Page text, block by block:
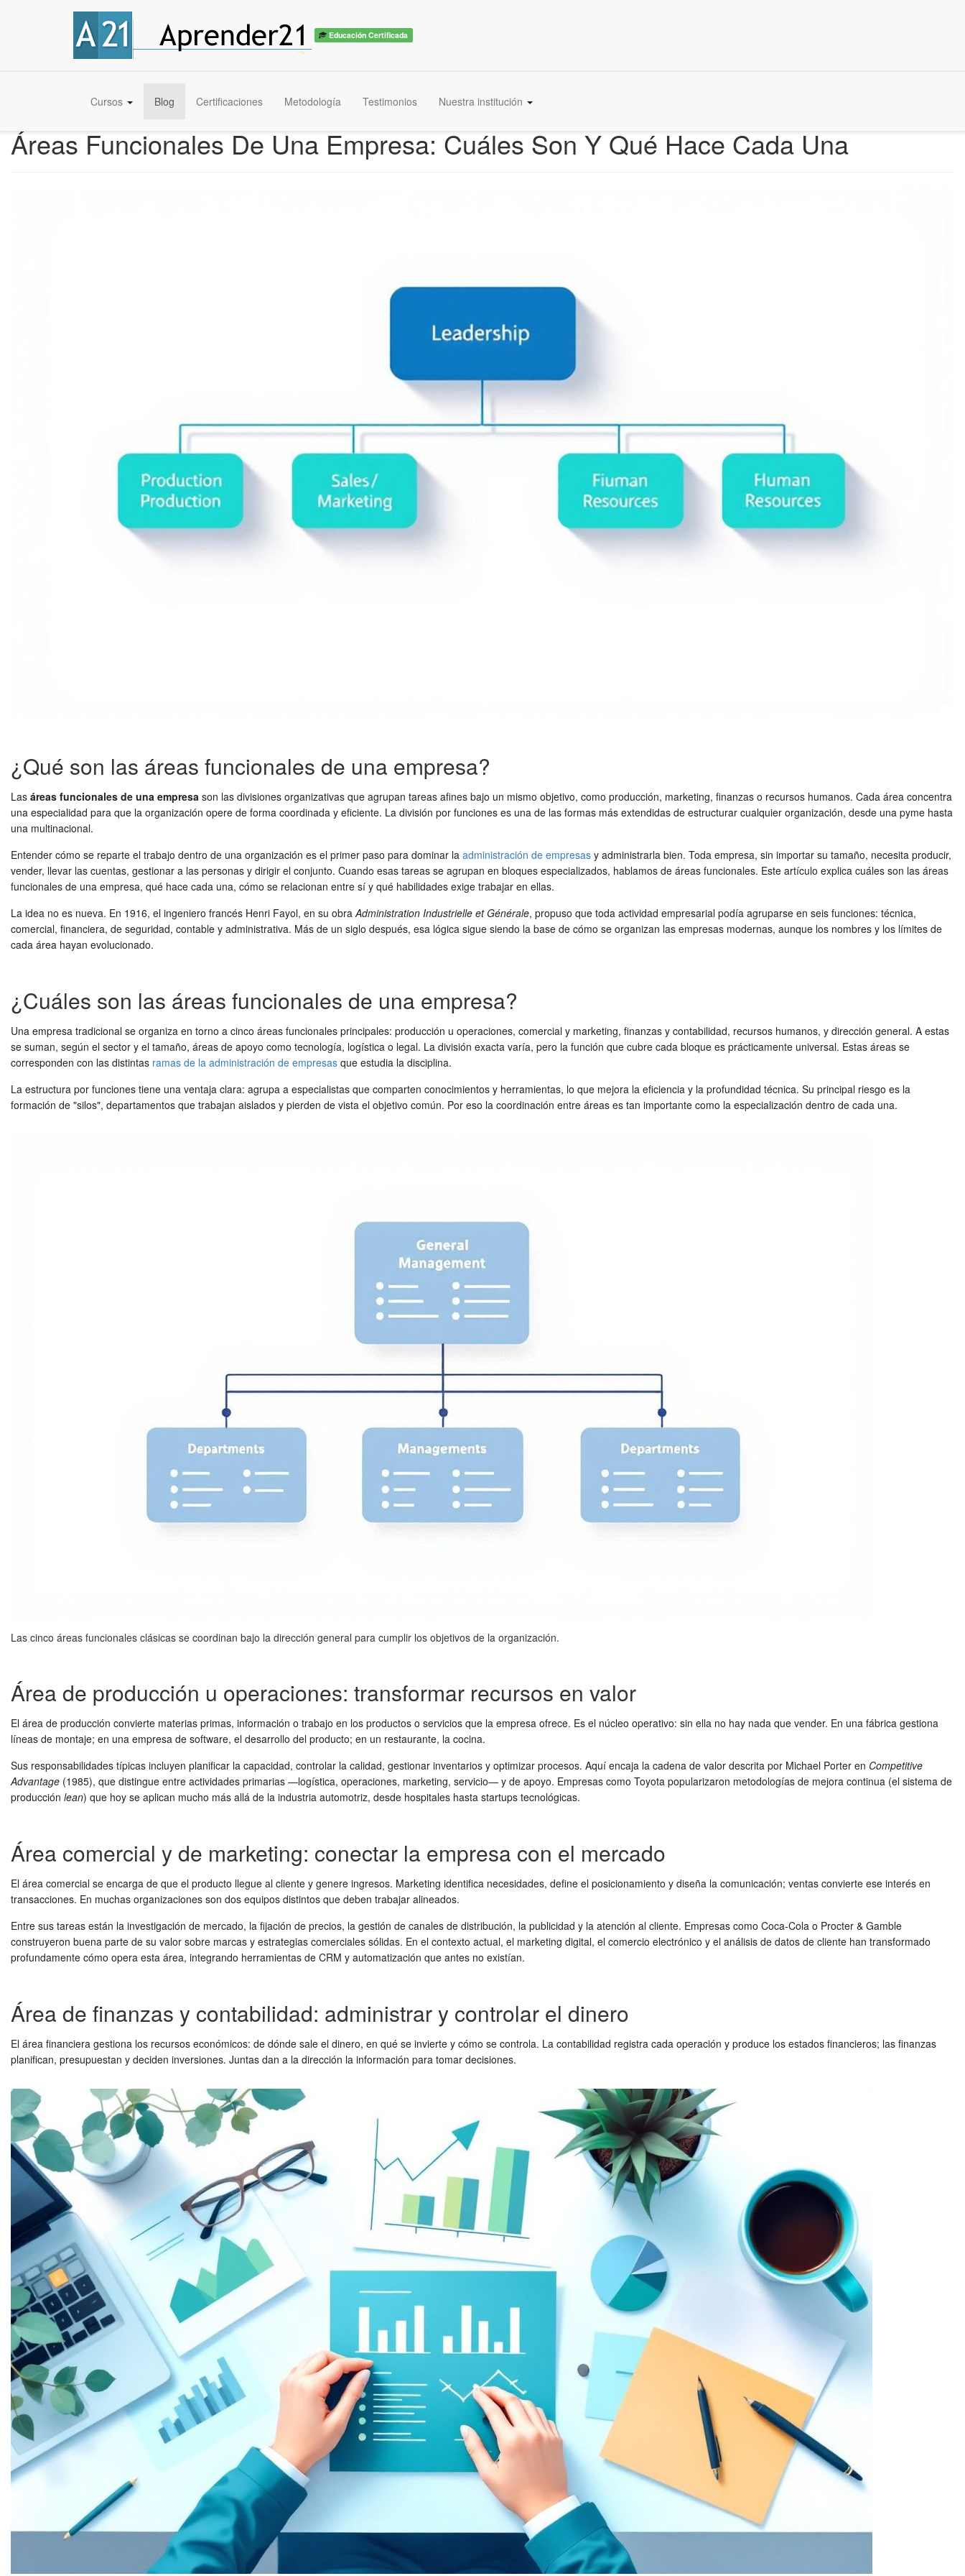
Educación Certificada
Cursos Blog Certificaciones Metodología Testimonios Nuestra institución
Áreas Funcionales De Una Empresa: Cuáles Son Y Qué Hace Cada Una
¿Qué son las áreas funcionales de una empresa?
Las áreas funcionales de una empresa son las divisiones organizativas que agrupan tareas afines bajo un mismo objetivo, como producción, marketing, finanzas o recursos humanos. Cada área concentra
una especialidad para que la organización opere de forma coordinada y eficiente. La división por funciones es una de las formas más extendidas de estructurar cualquier organización, desde una pyme hasta
una multinacional.
Entender cómo se reparte el trabajo dentro de una organización es el primer paso para dominar la administración de empresas y administrarla bien. Toda empresa, sin importar su tamaño, necesita producir,
vender, llevar las cuentas, gestionar a las personas y dirigir el conjunto. Cuando esas tareas se agrupan en bloques especializados, hablamos de áreas funcionales. Este artículo explica cuáles son las áreas
funcionales de una empresa, qué hace cada una, cómo se relacionan entre sí y qué habilidades exige trabajar en ellas.
La idea no es nueva. En 1916, el ingeniero francés Henri Fayol, en su obraAdministration Industrielle et Générale, propuso que toda actividad empresarial podía agruparse en seis funciones: técnica,
comercial, financiera, de seguridad, contable y administrativa. Más de un siglo después, esa lógica sigue siendo la base de cómo se organizan las empresas modernas, aunque los nombres y los límites de
cada área hayan evolucionado.
¿Cuáles son las áreas funcionales de una empresa?
Una empresa tradicional se organiza en torno a cinco áreas funcionales principales: producción u operaciones, comercial y marketing, finanzas y contabilidad, recursos humanos, y dirección general. A estas
se suman, según el sector y el tamaño, áreas de apoyo como tecnología, logística o legal. La división exacta varía, pero la función que cubre cada bloque es prácticamente universal. Estas áreas se
corresponden con las distintas ramas de la administración de empresas que estudia la disciplina.
La estructura por funciones tiene una ventaja clara: agrupa a especialistas que comparten conocimientos y herramientas, lo que mejora la eficiencia y la profundidad técnica. Su principal riesgo es la
formación de "silos", departamentos que trabajan aislados y pierden de vista el objetivo común. Por eso la coordinación entre áreas es tan importante como la especialización dentro de cada una.
Las cinco áreas funcionales clásicas se coordinan bajo la dirección general para cumplir los objetivos de la organización.
Área de producción u operaciones: transformar recursos en valor
El área de producción convierte materias primas, información o trabajo en los productos o servicios que la empresa ofrece. Es el núcleo operativo: sin ella no hay nada que vender. En una fábrica gestiona
líneas de montaje; en una empresa de software, el desarrollo del producto; en un restaurante, la cocina.
Sus responsabilidades típicas incluyen planificar la capacidad, controlar la calidad, gestionar inventarios y optimizar procesos. Aquí encaja la cadena de valor descrita por Michael Porter en Competitive
Advantage (1985), que distingue entre actividades primarias —logística, operaciones, marketing, servicio— y de apoyo. Empresas como Toyota popularizaron metodologías de mejora continua (el sistema de
producción lean) que hoy se aplican mucho más allá de la industria automotriz, desde hospitales hasta startups tecnológicas.
Área comercial y de marketing: conectar la empresa con el mercado
El área comercial se encarga de que el producto llegue al cliente y genere ingresos. Marketing identifica necesidades, define el posicionamiento y diseña la comunicación; ventas convierte ese interés en
transacciones. En muchas organizaciones son dos equipos distintos que deben trabajar alineados.
Entre sus tareas están la investigación de mercado, la fijación de precios, la gestión de canales de distribución, la publicidad y la atención al cliente. Empresas como Coca-Cola o Procter & Gamble
construyeron buena parte de su valor sobre marcas y estrategias comerciales sólidas. En el contexto actual, el marketing digital, el comercio electrónico y el análisis de datos de cliente han transformado
profundamente cómo opera esta área, integrando herramientas de CRM y automatización que antes no existían.
Área de finanzas y contabilidad: administrar y controlar el dinero
El área financiera gestiona los recursos económicos: de dónde sale el dinero, en qué se invierte y cómo se controla. La contabilidad registra cada operación y produce los estados financieros; las finanzas
planifican, presupuestan y deciden inversiones. Juntas dan a la dirección la información para tomar decisiones.